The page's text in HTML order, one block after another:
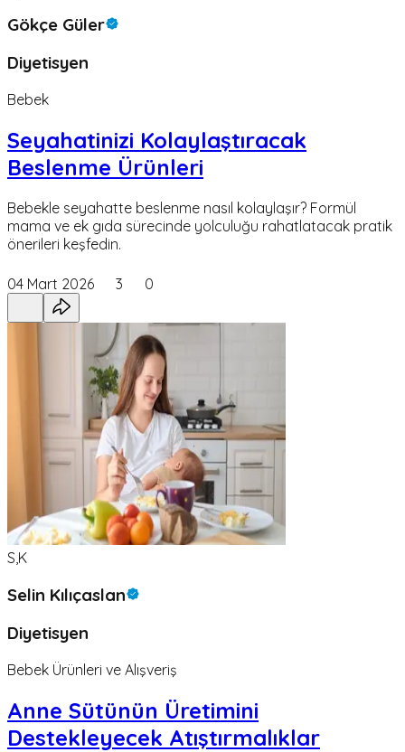
Gökçe Güler
Diyetisyen
Bebek
Seyahatinizi Kolaylaştıracak
Beslenme Ürünleri
Bebekle seyahatte beslenme nasıl kolaylaşır? Formül
mama ve ek gıda sürecinde yolculuğu rahatlatacak pratik
önerileri keşfedin.
04 Mart 2026 3 0
S,K
Selin Kılıçaslan
Diyetisyen
Bebek Ürünleri ve Alışveriş
Anne Sütünün Üretimini
Destekleyecek Atıştırmalıklar